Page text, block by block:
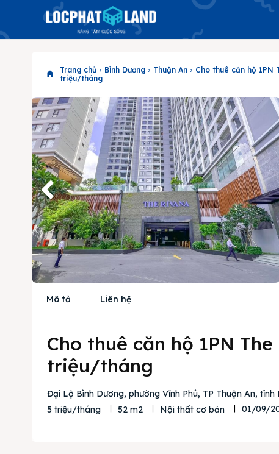
Trang chủ Bình Dương Thuận An
Cho thuê căn hộ 1PN
triệu/tháng
Mô tả Liên hệ
Cho thuê căn hộ 1PN
triệu/tháng
Đại Lộ Bình Dương, phường Vĩnh Phú, TP Thuận An, tỉnh
5 triệu/tháng
52 m2 Nội thất cơ bản 01/09/